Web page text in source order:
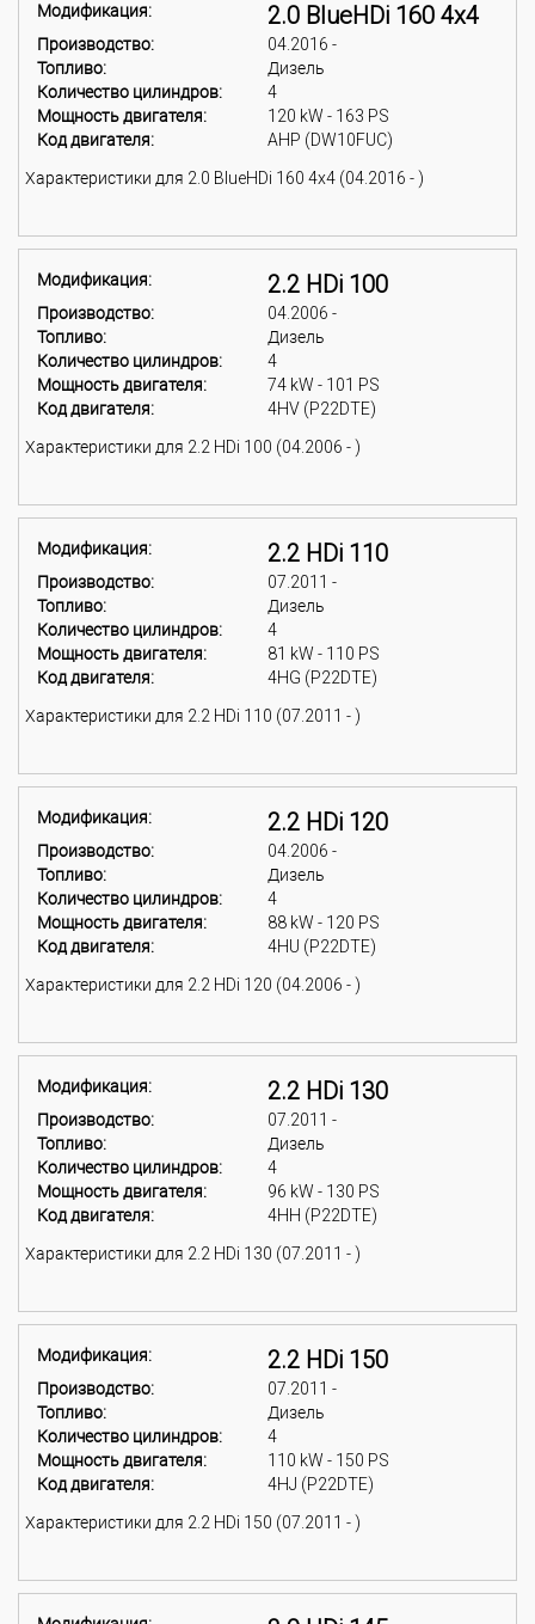
Модификация: 2.0 BlueHDi 160 4x4
Производство:
04.2016 -
Топливо:
Дизель
Количество цилиндров:
4
Мощность двигателя:
120 kW - 163 PS
Код двигателя:
AHP (DW10FUC)
Характеристики для 2.0 BlueHDi 160 4x4 (04.2016 - )
Модификация: 2.2 HDi 100
Производство:
04.2006 -
Топливо:
Дизель
Количество цилиндров:
4
Мощность двигателя:
74 kW - 101 PS
Код двигателя:
4HV (P22DTE)
Характеристики для 2.2 HDi 100 (04.2006 - )
Модификация: 2.2 HDi 110
Производство:
07.2011 -
Топливо:
Дизель
Количество цилиндров:
4
Мощность двигателя:
81 kW - 110 PS
Код двигателя:
4HG (P22DTE)
Характеристики для 2.2 HDi 110 (07.2011 - )
Модификация: 2.2 HDi 120
Производство:
04.2006 -
Топливо:
Дизель
Количество цилиндров:
4
Мощность двигателя:
88 kW - 120 PS
Код двигателя:
4HU (P22DTE)
Характеристики для 2.2 HDi 120 (04.2006 - )
Модификация: 2.2 HDi 130
Производство:
07.2011 -
Топливо:
Дизель
Количество цилиндров:
4
Мощность двигателя:
96 kW - 130 PS
Код двигателя:
4HH (P22DTE)
Характеристики для 2.2 HDi 130 (07.2011 - )
Модификация: 2.2 HDi 150
Производство:
07.2011 -
Топливо:
Дизель
Количество цилиндров:
4
Мощность двигателя:
110 kW - 150 PS
Код двигателя:
4HJ (P22DTE)
Характеристики для 2.2 HDi 150 (07.2011 - )